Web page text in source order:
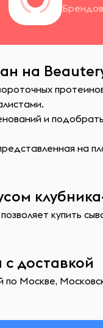
Брендов
на
и
на
купить
доставкой
Москве,